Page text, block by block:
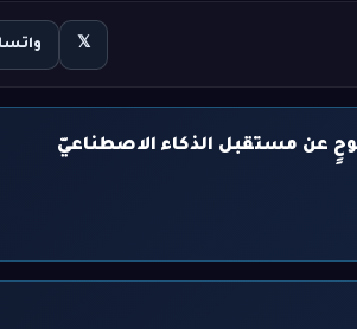
𝕏
عن مستقبل الذكاء الاصطناعيّ